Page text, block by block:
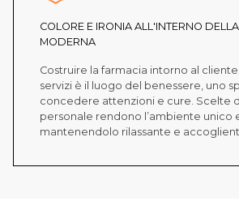
COLORE E IRONIA ALL'INTERNO
MODERNA
Costruire la farmacia intorno al
servizi è il luogo del benessere, uno
concedere attenzioni e cure. Scelte
personale rendono l’ambiente unico
mantenendolo rilassante e